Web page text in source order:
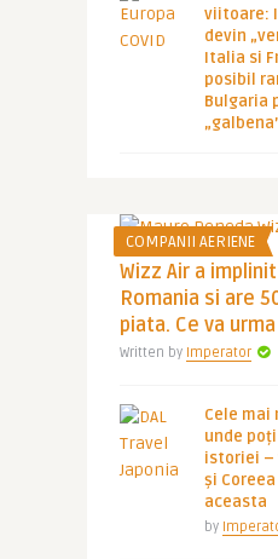
viitoare:
devin
Italia si
posibil
Bulgaria
COMPANII AERIENE
Wizz Air a
Romania si are
piata. Ce va urma
Written by Imperator
Cele mai
unde
istoriei –
și
aceasta
by